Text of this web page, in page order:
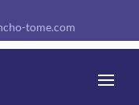
tome.com